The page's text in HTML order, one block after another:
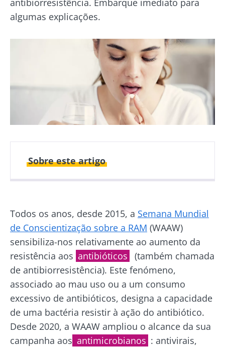
algumas explicações.
Sobre este artigo
Todos os anos, desde 2015, a Semana Mundial
de Conscientização sobre a RAM (WAAW)
sensibiliza-nos relativamente ao aumento da
resistência aos antibióticos
(também chamada
de antibiorresistência). Este fenómeno,
associado ao mau uso ou a um consumo
excessivo de antibióticos, designa a capacidade
de uma bactéria resistir à ação do antibiótico.
Desde 2020, a WAAW ampliou o alcance da sua
campanha aos antimicrobianos : antivirais,